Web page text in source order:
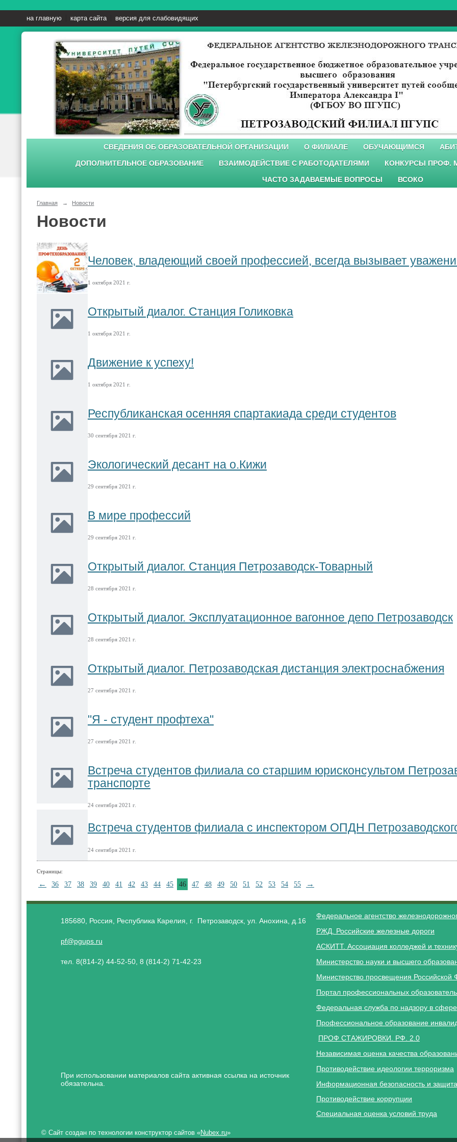
на главную карта сайта версия для слабовидящих
СВЕДЕНИЯ ОБ ОБРАЗОВАТЕЛЬНОЙ ОРГАНИЗАЦИИ О ФИЛИАЛЕ ОБУЧАЮЩИМСЯ
ДОПОЛНИТЕЛЬНОЕ ОБРАЗОВАНИЕ ВЗАИМОДЕЙСТВИЕ С РАБОТОДАТЕЛЯМИ КОНКУРСЫ ПРОФ.
ЧАСТО ЗАДАВАЕМЫЕ ВОПРОСЫ ВСОКО
Главная → Новости
Новости
Человек, владеющий своей профессией, всегда вызывает
1 октября 2021 г.
Открытый диалог. Станция Голиковка
1 октября 2021 г.
Движение к успеху!
1 октября 2021 г.
Республиканская осенняя спартакиада среди студентов
30 сентября 2021 г.
Экологический десант на о.Кижи
29 сентября 2021 г.
В мире профессий
29 сентября 2021 г.
Открытый диалог. Станция Петрозаводск-Товарный
28 сентября 2021 г.
Открытый диалог. Эксплуатационное вагонное депо Петрозаводск
28 сентября 2021 г.
Открытый диалог. Петрозаводская дистанция электроснабжения
27 сентября 2021 г.
"Я - студент профтеха"
27 сентября 2021 г.
Встреча студентов филиала со старшим юрисконсультом
транспорте
24 сентября 2021 г.
Встреча студентов филиала с инспектором ОПДН
24 сентября 2021 г.
Страницы:
← 36 37 38 39 40 41 42 43 44 45 46 47 48 49 50 51 52 53 54 55 →
185680, Россия, Республика Карелия, г. Петрозаводск, ул. Анохина, д.16
Федеральное агентство
РЖД. Российские железные дороги
АСКИТТ. Ассоциация колледжей и
Министерство науки и высшего
Министерство просвещения Российской
Портал профессиональных
Федеральная служба по надзору в
Профессиональное образование
ПРОФ СТАЖИРОВКИ. РФ. 2.0
Независимая оценка качества
Противодействие идеологии терроризма
Информационная безопасность и
Противодействие коррупции
Специальная оценка условий труда
pf@pgups.ru
тел. 8(814-2) 44-52-50, 8 (814-2) 71-42-23
При использовании материалов сайта активная ссылка на источник
обязательна.
© Сайт создан по технологии конструктор сайтов «Nubex.ru»